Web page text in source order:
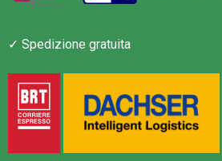
✓ Spedizione gratuita